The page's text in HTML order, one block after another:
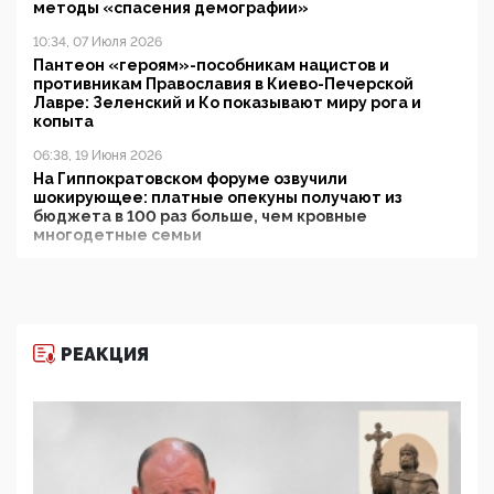
методы «спасения демографии»
10:34, 07 Июля 2026
Пантеон «героям»-пособникам нацистов и
противникам Православия в Киево-Печерской
Лавре: Зеленский и Ко показывают миру рога и
копыта
06:38, 19 Июня 2026
На Гиппократовском форуме озвучили
шокирующее: платные опекуны получают из
бюджета в 100 раз больше, чем кровные
многодетные семьи
11:53, 09 Июня 2026
деятельность ИИТО ЮНЕСКО в России, но
цифроглобалисты продолжают определять
повестку в образовании
09:43, 01 Июня 2026
РЕАКЦИЯ